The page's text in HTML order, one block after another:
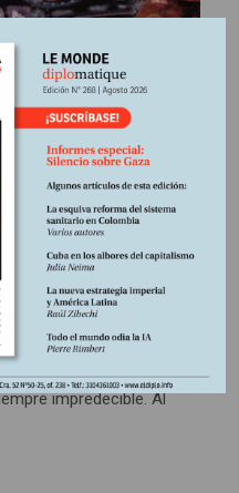
Kagarlitsky y Aleksei
rusas
liberal, el sociólogo
prisión por su militante
qué podría
el Kremlin desde la nueva
por Donald Trump,
impredecible. Al